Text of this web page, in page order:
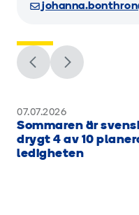
Sommaren är
drygt 4 av 10
ledigheten
07.07.2026